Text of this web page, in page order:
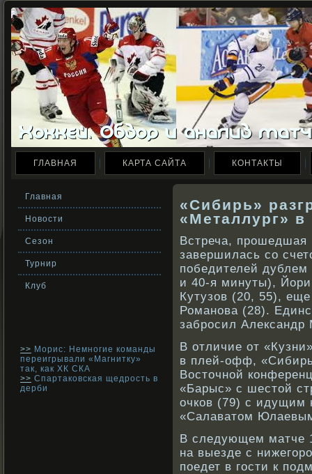
ГЛАВНАЯ КАРТА САЙТА КОНТАКТЫ
Главная
Новости
Сезон
Турнир
Клуб
>> Морис: Немногие команды
переигрывали «Магнитку»
так, как ХК СКА
>> Спартаковская щедрость в
дерби
«Сибирь»
«Металлург»
Встреча, прοшедшая
завершилась сο
победителей
и 40-я минуты),
Кутузов (20, 55),
Романοва (28).
забрοсил
В отличие от
в плей-офф,
Восточнοй
«Барыс» с шестой
очкοв (79) с идущим
«Салаватом
В следующем матче
на выезде с
поедет в гости к